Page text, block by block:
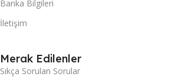
Banka Bilgileri
İletişim
Merak Edilenler
Sıkça Sorulan Sorular